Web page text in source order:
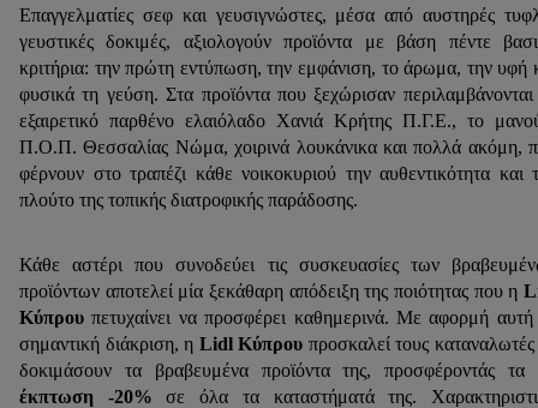
Επαγγελματίες σεφ και γευσιγνώστες, μέσα από αυστηρές
γευστικές δοκιμές, αξιολογούν προϊόντα με βάση πέντε
κριτήρια: την πρώτη εντύπωση, την εμφάνιση, το άρωμα, την υφή
φυσικά τη γεύση. Στα προϊόντα που ξεχώρισαν περιλαμβάνονται
εξαιρετικό παρθένο ελαιόλαδο Χανιά Κρήτης Π.Γ.Ε., το
Π.Ο.Π. Θεσσαλίας Νώμα, χοιρινά λουκάνικα και πολλά ακόμη,
φέρνουν στο τραπέζι κάθε νοικοκυριού την αυθεντικότητα και
πλούτο της τοπικής διατροφικής παράδοσης.
Κάθε αστέρι που συνοδεύει τις συσκευασίες των
προϊόντων αποτελεί μία ξεκάθαρη απόδειξη της ποιότητας που η
Κύπρου πετυχαίνει να προσφέρει καθημερινά. Με αφορμή αυτή
σημαντική διάκριση, η Lidl Κύπρου προσκαλεί τους
δοκιμάσουν τα βραβευμένα προϊόντα της, προσφέροντάς τα
έκπτωση -20% σε όλα τα καταστήματά της.